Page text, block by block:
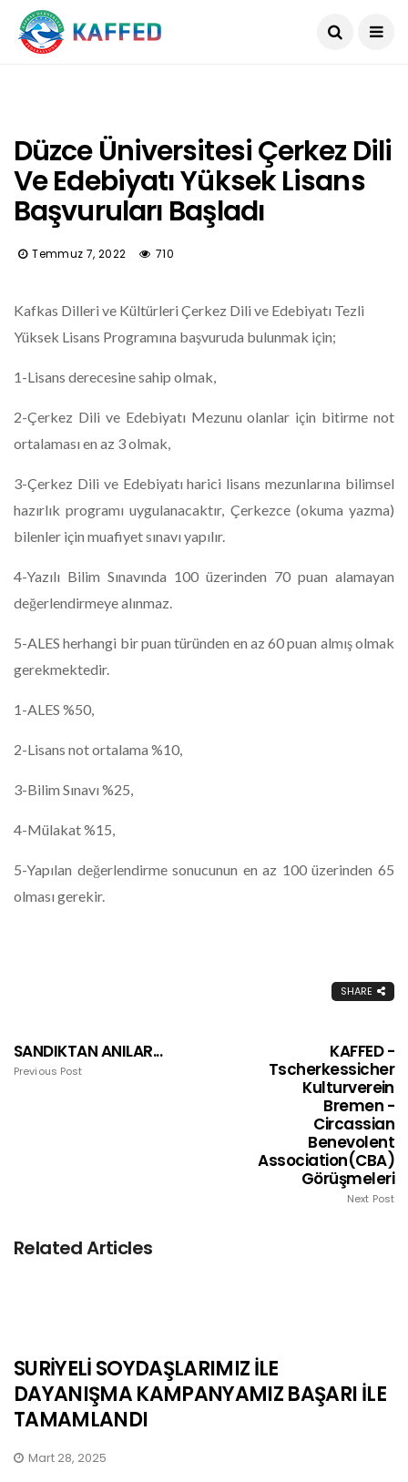
Düzce Üniversitesi Çerkez Dili
Ve Edebiyatı Yüksek Lisans
Başvuruları Başladı
Temmuz 7, 2022 710
Kafkas Dilleri ve Kültürleri Çerkez Dili ve Edebiyatı Tezli
Yüksek Lisans Programına başvuruda bulunmak için;
1-Lisans derecesine sahip olmak,
2-Çerkez Dili ve Edebiyatı Mezunu olanlar için bitirme not
ortalaması en az 3 olmak,
3-Çerkez Dili ve Edebiyatı harici lisans mezunlarına bilimsel
hazırlık programı uygulanacaktır, Çerkezce (okuma yazma)
bilenler için muafiyet sınavı yapılır.
4-Yazılı Bilim Sınavında 100 üzerinden 70 puan alamayan
değerlendirmeye alınmaz.
5-ALES herhangi bir puan türünden en az 60 puan almış olmak
gerekmektedir.
1-ALES %50,
2-Lisans not ortalama %10,
3-Bilim Sınavı %25,
4-Mülakat %15,
5-Yapılan değerlendirme sonucunun en az 100 üzerinden 65
olması gerekir.
SHARE
SANDIKTAN ANILAR...
Previous Post
KAFFED -
Tscherkessicher
Kulturverein
Bremen -
Circassian
Benevolent
Association(CBA)
Görüşmeleri
Next Post
Related Articles
SURİYELİ SOYDAŞLARIMIZ İLE
DAYANIŞMA KAMPANYAMIZ BAŞARI İLE
TAMAMLANDI
Mart 28, 2025